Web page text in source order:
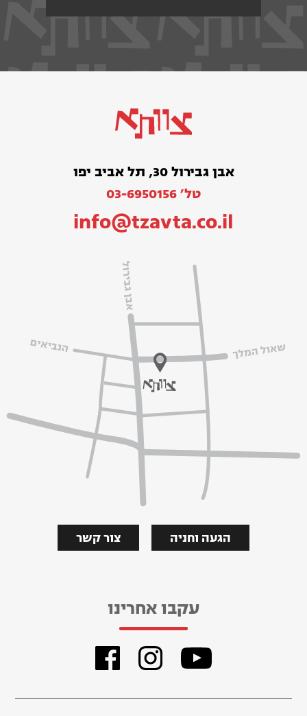
אבן גבירול 30, תל אביב יפו
טל׳ 03-6950156
info@tzavta.co.il
צור קשר הגעה וחניה
עקבו אחרינו